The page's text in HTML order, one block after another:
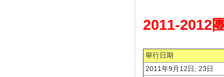
2011-2012
舉行日期
2011年9月12日, 23日